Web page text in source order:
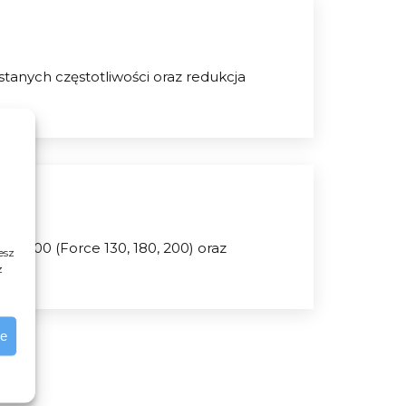
częstotliwości oraz redukcja
2000 (Force 130, 180, 200) oraz